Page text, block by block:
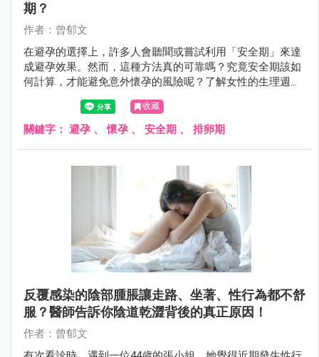
期？
作者：曾郁文
在避孕的選擇上，許多人會聽聞或嘗試利用「安全期」來達
成避孕效果。然而，這種方法真的可靠嗎？究竟安全期該如
何計算，才能避免意外懷孕的風險呢？了解女性的生理週期
運作，解析何時最容易受孕，才能去判斷安全期是否真的安
收藏
關鍵字： 避孕 、懷孕 、 安全期 、 排卵期
反覆感染的陰部腫脹讓走路、坐著、性行為都不舒
服？醫師告訴你陰道乾澀背後的真正原因！
作者：曾郁文